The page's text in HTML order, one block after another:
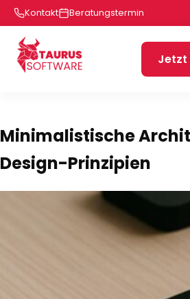
Kontakt Beratungstermin
Jetzt
Minimalistische
Design-Prinzipien